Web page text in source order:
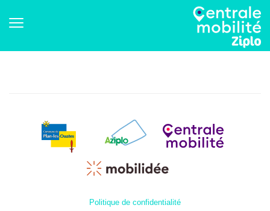
Politique de confidentialité